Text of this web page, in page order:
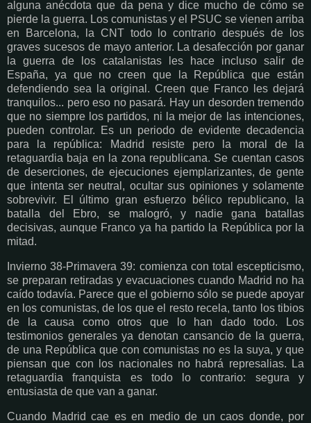
alguna anécdota que da pena y dice mucho de cómo se
pierde la guerra. Los comunistas y el PSUC se vienen arriba
en Barcelona, la CNT todo lo contrario después de los
graves sucesos de mayo anterior. La desafección por ganar
la guerra de los catalanistas les hace incluso salir de
España, ya que no creen que la República que están
defendiendo sea la original. Creen que Franco les dejará
tranquilos... pero eso no pasará. Hay un desorden tremendo
que no siempre los partidos, ni la mejor de las intenciones,
pueden controlar. Es un periodo de evidente decadencia
para la república: Madrid resiste pero la moral de la
retaguardia baja en la zona republicana. Se cuentan casos
de deserciones, de ejecuciones ejemplarizantes, de gente
que intenta ser neutral, ocultar sus opiniones y solamente
sobrevivir. El último gran esfuerzo bélico republicano, la
batalla del Ebro, se malogró, y nadie gana batallas
decisivas, aunque Franco ya ha partido la República por la
mitad.
Invierno 38-Primavera 39: comienza con total escepticismo,
se preparan retiradas y evacuaciones cuando Madrid no ha
caído todavía. Parece que el gobierno sólo se puede apoyar
en los comunistas, de los que el resto recela, tanto los tibios
de la causa como otros que lo han dado todo. Los
testimonios generales ya denotan cansancio de la guerra,
de una República que con comunistas no es la suya, y que
piensan que con los nacionales no habrá represalias. La
retaguardia franquista es todo lo contrario: segura y
entusiasta de que van a ganar.
Cuando Madrid cae es en medio de un caos donde, por